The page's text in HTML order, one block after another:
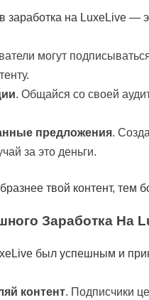
заработка на LuxeLive —
могут
. Общайся со своей
предложения.
за это деньги.
твой контент,
Заработка На
был успешным и
контент. Подписчики